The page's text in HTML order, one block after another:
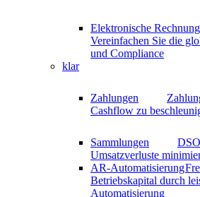
Elektronische
Vereinfachen Sie die
und Compliance
klar
Zahlungen
Cashflow zu
Sammlungen
Umsatzverluste
AR-Automatisierung
Betriebskapital durch
Automatisierung